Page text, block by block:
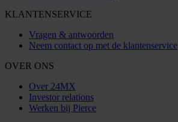
KLANTENSERVICE
Vragen & antwoorden
Neem contact op met de klantenservice
OVER ONS
Over 24MX
Investor relations
Werken bij Pierce